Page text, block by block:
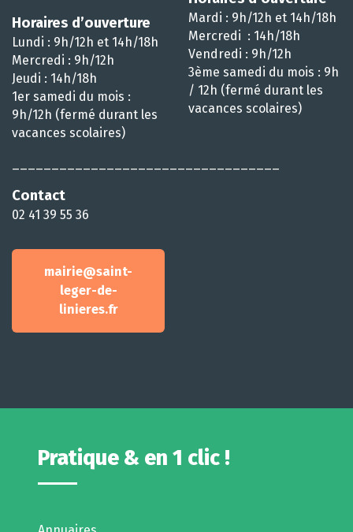
Horaires d’ouverture
Lundi : 9h/12h et 14h/18h
Mercredi : 9h/12h
Jeudi : 14h/18h
1er samedi du mois :
9h/12h (fermé durant les
vacances scolaires)
Contact
02 41 39 55 36
mairie@saint-
leger-de-
linieres.fr
Mardi : 9h/12h et 14h/18h
Mercredi : 14h/18h
Vendredi : 9h/12h
3ème samedi du mois : 9h
/ 12h (fermé durant les
vacances scolaires)
Pratique & en 1 clic !